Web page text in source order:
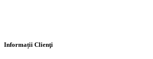
Informații Clienţi